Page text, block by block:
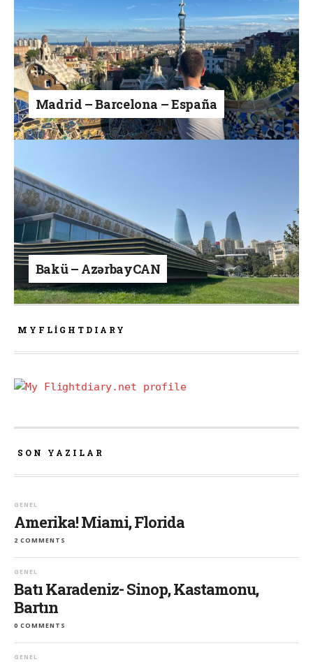
Madrid – Barcelona – España
Bakü – AzərbayCAN
MYFLIGHTDIARY
SON YAZILAR
GENEL
Amerika! Miami, Florida
2 COMMENTS
GENEL
Batı Karadeniz- Sinop, Kastamonu,
Bartın
0 COMMENTS
GENEL